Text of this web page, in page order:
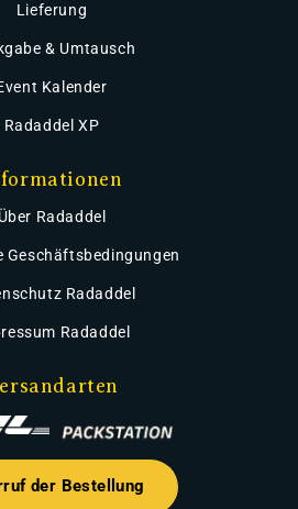
Lieferung
& Umtausch
Kalender
Radaddel XP
Über Radaddel
Geschäftsbedingungen
Radaddel
Radaddel
der Bestellung